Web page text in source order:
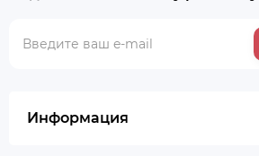
Информация